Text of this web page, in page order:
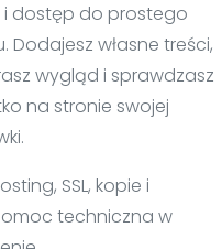
i dostęp do prostego
Dodajesz własne treści,
wygląd i sprawdzasz
na stronie swojej
SSL, kopie i
techniczna w